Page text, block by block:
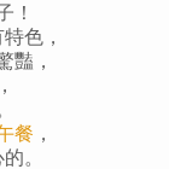
！
色，
豔，
餐 ，
。